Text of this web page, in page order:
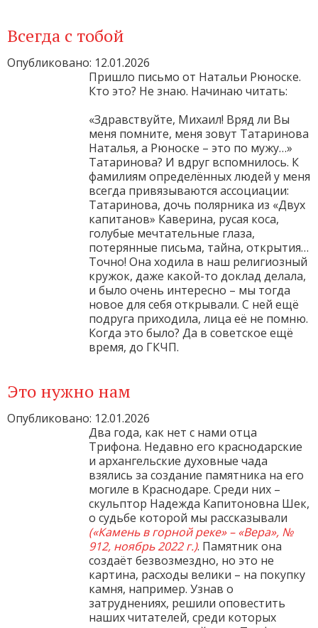
Всегда с тобой
Опубликовано: 12.01.2026
Пришло письмо от Натальи Рюноске.
Кто это? Не знаю. Начинаю читать:
«Здравствуйте, Михаил! Вряд ли Вы
меня помните, меня зовут Татаринова
Наталья, а Рюноске – это по мужу…»
Татаринова? И вдруг вспомнилось. К
фамилиям определённых людей у меня
всегда привязываются ассоциации:
Татаринова, дочь полярника из «Двух
капитанов» Каверина, русая коса,
голубые мечтательные глаза,
потерянные письма, тайна, открытия…
Точно! Она ходила в наш религиозный
кружок, даже какой-то доклад делала,
и было очень интересно – мы тогда
новое для себя открывали. С ней ещё
подруга приходила, лица её не помню.
Когда это было? Да в советское ещё
время, до ГКЧП.
Это нужно нам
Опубликовано: 12.01.2026
Два года, как нет с нами отца
Трифона. Недавно его краснодарские
и архангельские духовные чада
взялись за создание памятника на его
могиле в Краснодаре. Среди них –
скульптор Надежда Капитоновна Шек,
о судьбе которой мы рассказывали
(«Камень в горной реке» – «Вера», №
912, ноябрь 2022 г.). Памятник она
создаёт безвозмездно, но это не
картина, расходы велики – на покупку
камня, например. Узнав о
затруднениях, решили оповестить
наших читателей, среди которых